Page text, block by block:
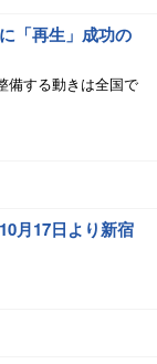
「再生」成功の
備する動きは全国で
月17日より新宿